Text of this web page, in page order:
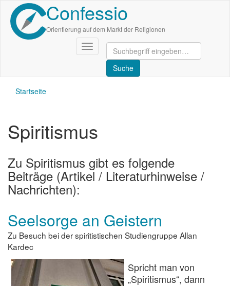
Direkt
zum
Inhalt
Confessio
Orientierung auf dem Markt der Religionen
Navigation
aktivieren/deaktivieren
Startseite
Spiritismus
Zu Spiritismus gibt es folgende
Beiträge (Artikel / Literaturhinweise /
Nachrichten):
Seelsorge an Geistern
Zu Besuch bei der spiritistischen Studiengruppe Allan
Kardec
Spricht man von
„Spiritismus“, dann